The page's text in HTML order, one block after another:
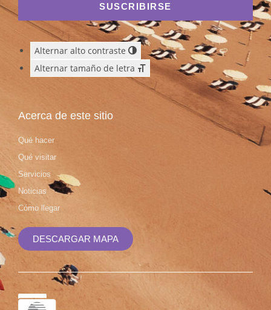
SUSCRIBIRSE
Alternar alto contraste
Alternar tamaño de letra
Acerca de este sitio
Qué hacer
Qué visitar
Servicios
Noticias
Cómo llegar
DESCARGAR MAPA